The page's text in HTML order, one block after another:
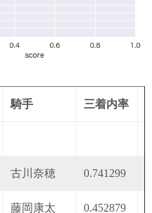
騎手 三着内率
古川奈穂 0.741299
藤岡康太 0.452879